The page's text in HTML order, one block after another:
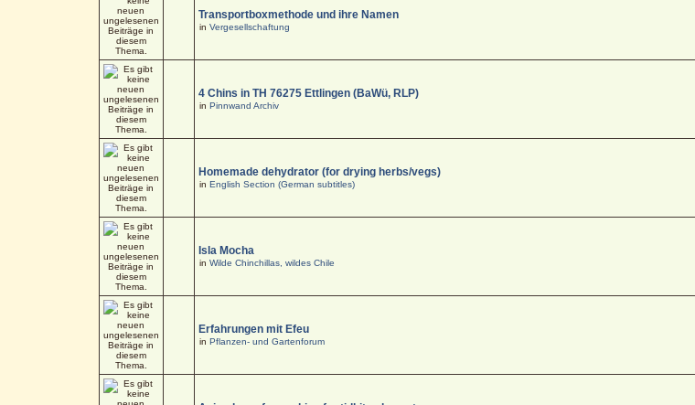
Transportboxmethode und ihre Namen
in Vergesellschaftung
4 Chins in TH 76275 Ettlingen (BaWü, RLP)
in Pinnwand Archiv
Homemade dehydrator (for drying herbs/vegs)
in English Section (German subtitles)
Isla Mocha
in Wilde Chinchillas, wildes Chile
Erfahrungen mit Efeu
in Pflanzen- und Gartenforum